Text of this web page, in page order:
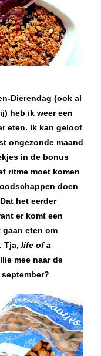
Dierendag (ook al
heb ik weer een
eten. Ik kan geloof
ongezonde maand
in de bonus
ritme moet komen
doen
het eerder
er komt een
gaan eten om
Tja, life of a
mee naar de